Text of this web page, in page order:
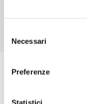
delNecessari
Preferenze